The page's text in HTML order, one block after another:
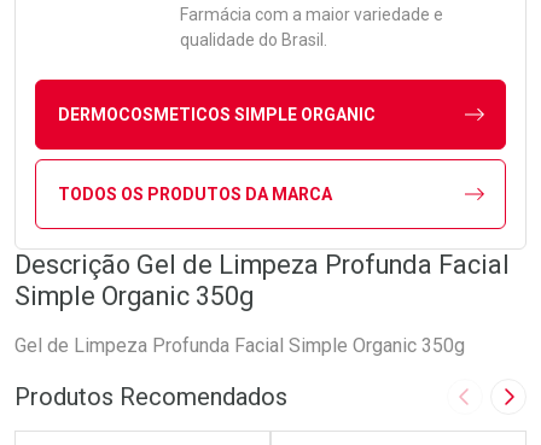
Farmácia com a maior variedade e
qualidade do Brasil.
DERMOCOSMETICOS SIMPLE ORGANIC
TODOS OS PRODUTOS DA MARCA
Descrição Gel de Limpeza Profunda Facial
Simple Organic 350g
Gel de Limpeza Profunda Facial Simple Organic 350g
Produtos Recomendados Imagem